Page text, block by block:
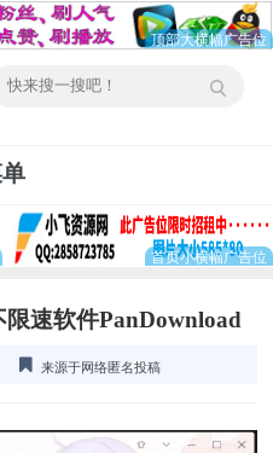
速软件PanDownload
来源于网络匿名投稿